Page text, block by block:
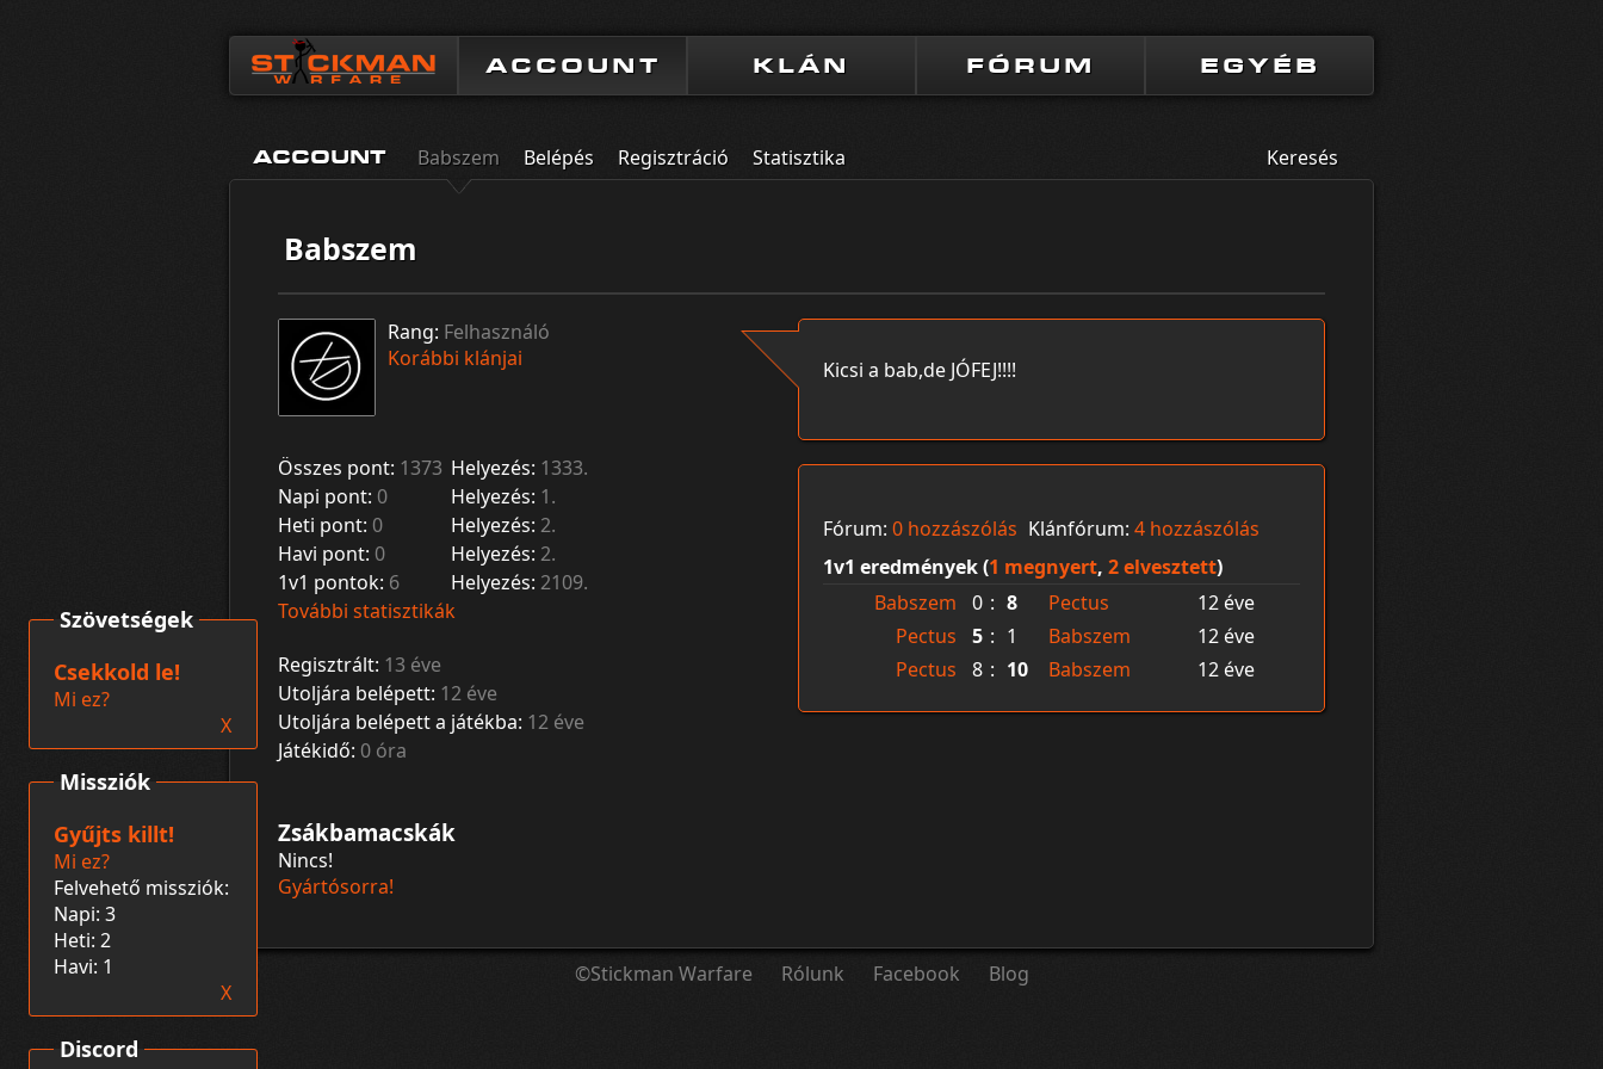
ACCOUNT KLÁN FÓRUM EGYÉB
ACCOUNT Babszem Belépés Regisztráció Statisztika Keresés
Babszem
Rang: Felhasználó
Korábbi klánjai
Összes pont: 1373 Helyezés: 1333.
Napi pont: 0 Helyezés: 1.
Heti pont: 0 Helyezés: 2.
Havi pont: 0 Helyezés: 2.
1v1 pontok: 6 Helyezés: 2109.
További statisztikák
Regisztrált: 13 éve
Utoljára belépett: 12 éve
Utoljára belépett a játékba: 12 éve
Játékidő: 0 óra
Zsákbamacskák
Nincs!
Gyártósorra!
Kicsi a bab,de JÓFEJ!!!!
Fórum: 0 hozzászólás Klánfórum: 4 hozzászólás
1v1 eredmények (1 megnyert, 2 elvesztett)
Babszem
0 : 8 Pectus
12 éve
Pectus
5 : 1 Babszem
12 éve
Pectus
8 : 10 Babszem 12 éve
©Stickman Warfare Rólunk Facebook Blog
Discord
Missziók
Gyűjts killt!
Mi ez?
Felvehető missziók:
Napi: 3
Heti: 2
Havi: 1
X
Szövetségek
Csekkold le!
Mi ez?
X